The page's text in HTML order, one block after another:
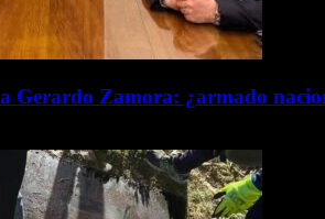
a Gerardo Zamora: ¿armado